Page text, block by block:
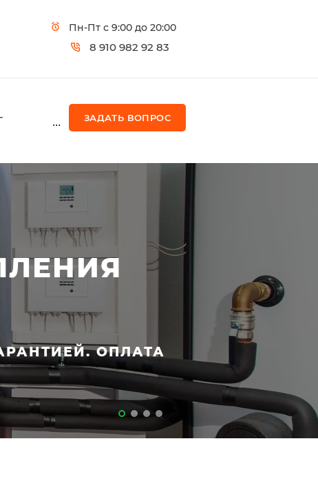
Пн-Пт с 9:00 до 20:00
8 910 982 92 83
... ЗАДАТЬ ВОПРОС
ОПЛАТА